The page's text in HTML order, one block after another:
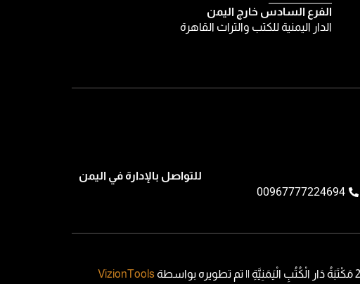
الفرع السادس خارج اليمن
الدار اليمنية للكتب والتراث القاهرة
للتواصل بالإدارة في اليمن
00967777224694
VizionTools